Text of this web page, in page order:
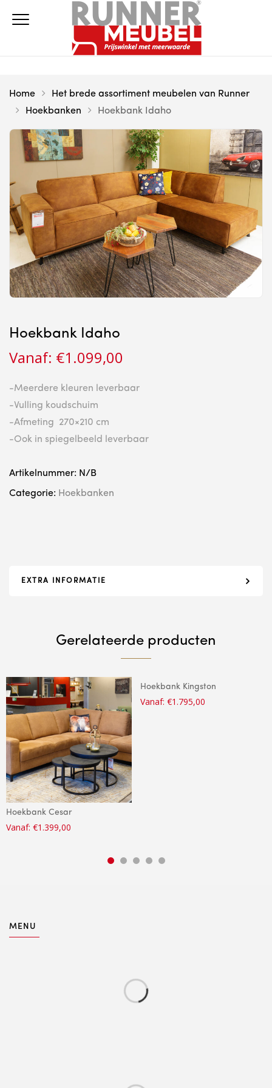
Home
Het brede assortiment meubelen van Runner
Hoekbanken
Hoekbank Idaho
Hoekbank Idaho
Vanaf: €1.099,00
-Meerdere kleuren leverbaar
-Vulling koudschuim
-Afmeting 270×210 cm
-Ook in spiegelbeeld leverbaar
Artikelnummer: N/B
Categorie: Hoekbanken
EXTRA INFORMATIE
Gerelateerde producten
Hoekbank Cesar
Vanaf: €1.399,00
Hoekbank Kingston
Vanaf: €1.795,00
MENU